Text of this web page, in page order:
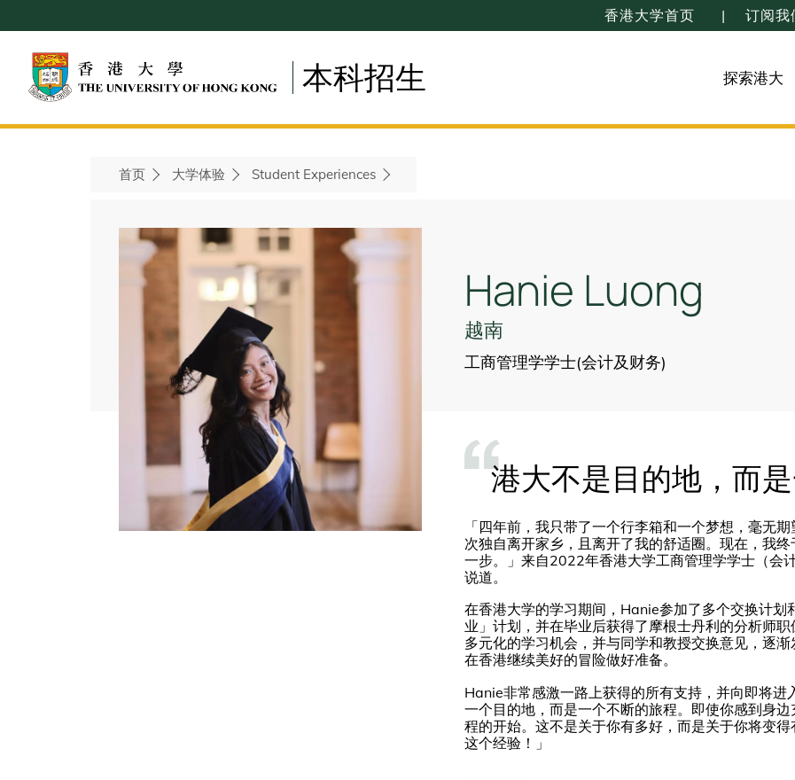
to
main
content
香港大学首页 订阅我
本科招生 探索港大
首页 大学体验 Student Experiences
Hanie Luong
越南
工商管理学学士(会计及财务)
港大不是目的地，而
「四年前，我只带了一个行李箱和一个梦想，毫无
次独自离开家乡，且离开了我的舒适圈。现在，我
一步。」来自2022年香港大学工商管理学学士（会
说道。
在香港大学的学习期间，Hanie参加了多个交换计
业」计划，并在毕业后获得了摩根士丹利的分析师
多元化的学习机会，并与同学和教授交换意见，逐
在香港继续美好的冒险做好准备。
Hanie非常感激一路上获得的所有支持，并向即将
一个目的地，而是一个不断的旅程。即使你感到身
程的开始。这不是关于你有多好，而是关于你将变
这个经验！」